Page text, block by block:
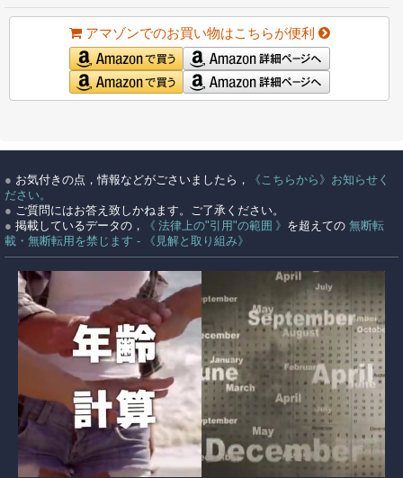
アマゾンでのお買い物はこちらが便利
● お気付きの点，情報などがごさいましたら，
《こちらから》お知らせく
ださい。
● ご質問にはお答え致しかねます。ご了承ください。
● 掲載しているデータの， 《 法律上の"引用"の範囲 》 を超えての 無断転
載・無断転用を禁じます - 《見解と取り組み》